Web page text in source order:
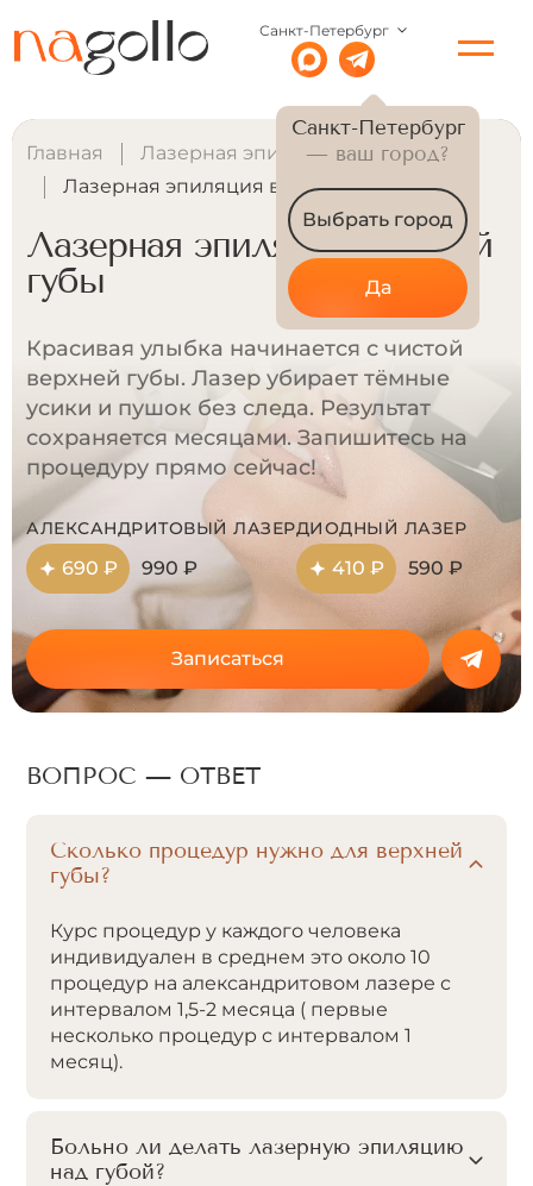
Санкт-Петербург
Санкт-Петербург
— ваш город?
Выбрать город
Да
Главная
Лазерная эпиляция для женщин
Лазерная эпиляция верхней губы
Лазерная эпиляция верхней
губы
Красивая улыбка начинается с чистой
верхней губы. Лазер убирает тёмные
усики и пушок без следа. Результат
сохраняется месяцами. Запишитесь на
процедуру прямо сейчас!
АЛЕКСАНДРИТОВЫЙ ЛАЗЕР
690 ₽ 990 ₽
ДИОДНЫЙ ЛАЗЕР
410 ₽ 590 ₽
Записаться
ВОПРОС — ОТВЕТ
Сколько процедур нужно для верхней
губы?
Курс процедур у каждого человека
индивидуален в среднем это около 10
процедур на александритовом лазере с
интервалом 1,5-2 месяца ( первые
несколько процедур с интервалом 1
месяц).
Больно ли делать лазерную эпиляцию
над губой?